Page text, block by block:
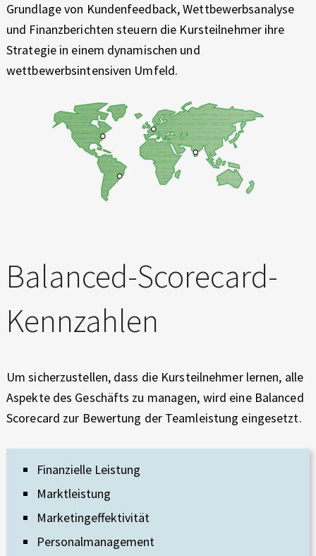
Grundlage von Kundenfeedback, Wettbewerbsanalyse
und Finanzberichten steuern die Kursteilnehmer ihre
Strategie in einem dynamischen und
wettbewerbsintensiven Umfeld.
Balanced-Scorecard-
Kennzahlen
Um sicherzustellen, dass die Kursteilnehmer lernen, alle
Aspekte des Geschäfts zu managen, wird eine Balanced
Scorecard zur Bewertung der Teamleistung eingesetzt.
Finanzielle Leistung
Marktleistung
Marketingeffektivität
Personalmanagement